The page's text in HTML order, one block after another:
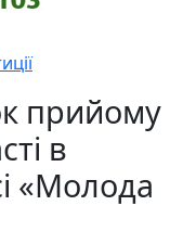
прийому
в
«Молода